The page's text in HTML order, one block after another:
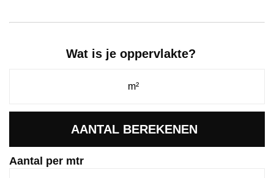
Wat is je oppervlakte?
AANTAL BEREKENEN
Aantal per mtr